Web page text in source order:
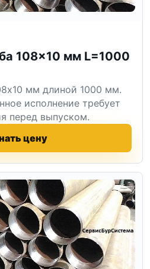
108×10 мм L=1000
мм длиной 1000 мм.
исполнение требует
перед выпуском.
цену